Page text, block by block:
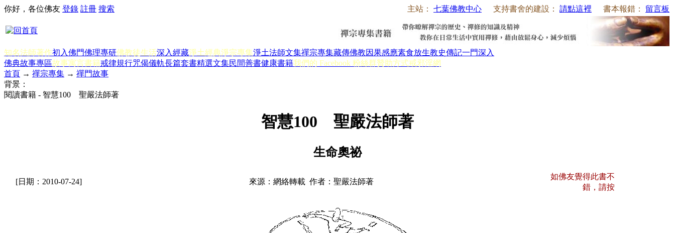
主站： 七葉佛教中心 支持書舍的建設： 請點這裡 書本報錯： 留言板
你好，各位佛友 登錄 註冊 搜索
知名法師著作初入佛門佛理專研佛教徒生活深入經藏淨土經典淨宗專集淨土法師文集禪宗專集藏傳佛教因果感應素食放生教史傳記一門深入
佛典故事專區故事寓言書籍戒律規行咒偈儀軌長篇套書精選文集民間善書健康書籍我們的 Facebook 粉絲群贊助方式戒邪淫網
首頁 → 禪宗專集 → 禪門故事
背景：
閱讀書籍 - 智慧100 聖嚴法師著
智慧100 聖嚴法師著
生命奧祕
[日期：2010-07-24] 來源：網絡轉載 作者：聖嚴法師著
如佛友覺得此書不
錯，請按